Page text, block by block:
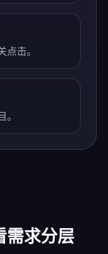
击。
需求分层